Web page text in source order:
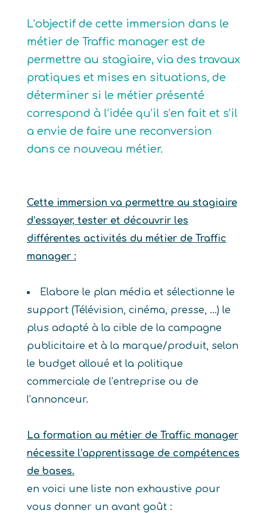
L’objectif de cette immersion dans le
métier de Traffic manager est de
permettre au stagiaire, via des travaux
pratiques et mises en situations, de
déterminer si le métier présenté
correspond à l’idée qu’il s’en fait et s’il
a envie de faire une reconversion
dans ce nouveau métier.
Cette immersion va permettre au stagiaire
d’essayer, tester et découvrir les
différentes activités du métier de Traffic
manager :
Elabore le plan média et sélectionne le
support (Télévision, cinéma, presse, …) le
plus adapté à la cible de la campagne
publicitaire et à la marque/produit, selon
le budget alloué et la politique
commerciale de l’entreprise ou de
l’annonceur.
La formation au métier de Traffic manager
nécessite l’apprentissage de compétences
de bases.
en voici une liste non exhaustive pour
vous donner un avant goût :